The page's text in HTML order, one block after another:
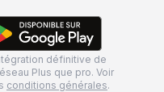
définitive de
Plus que pro. Voir
conditions générales.